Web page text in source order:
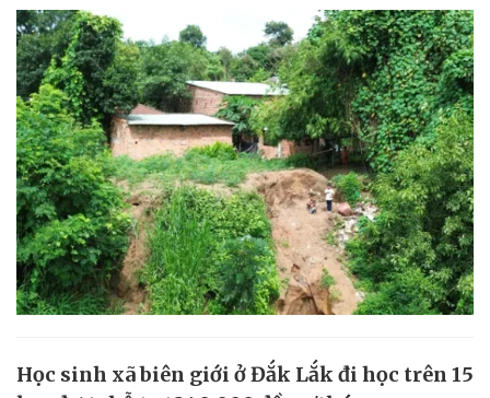
Học sinh xã biên giới ở Đắk Lắk đi học trên 15